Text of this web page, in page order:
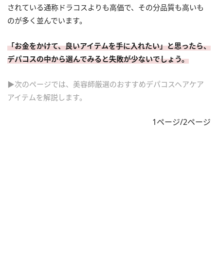
されている通称ドラコスよりも高価で、その分品質も高いも
のが多く並んでいます。
「お金をかけて、良いアイテムを手に入れたい」と思ったら、
デパコスの中から選んでみると失敗が少ないでしょう。
▶次のページでは、美容師厳選のおすすめデパコスヘアケア
アイテムを解説します。
1ページ/2ページ